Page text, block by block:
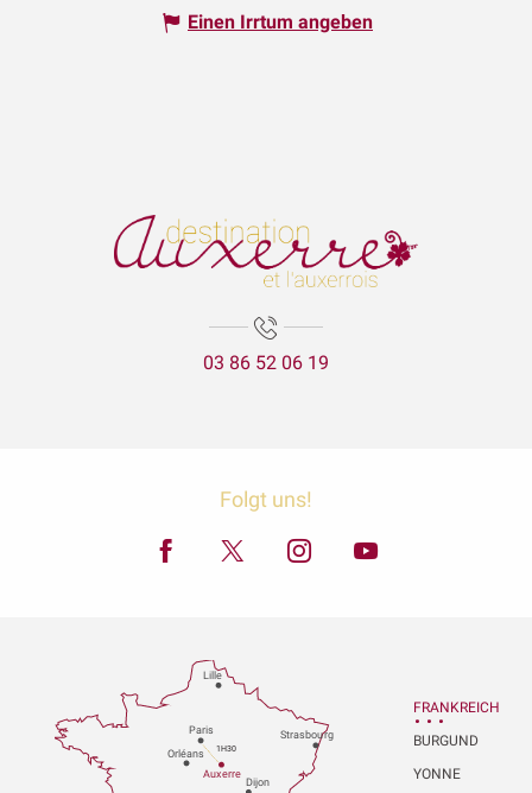
Einen Irrtum angeben
03 86 52 06 19
Folgt uns!
Paris
Dijon
Orléans
Auxerre
Strasbourg
Lille
1H30
FRANKREICH
BURGUND
YONNE